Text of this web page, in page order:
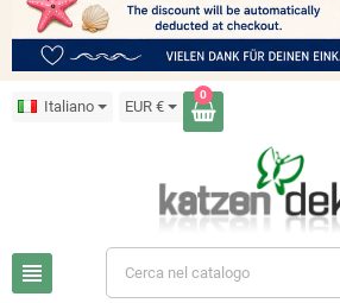
Italiano EUR €
0
view_headline